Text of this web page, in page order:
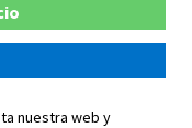
nuestra web y